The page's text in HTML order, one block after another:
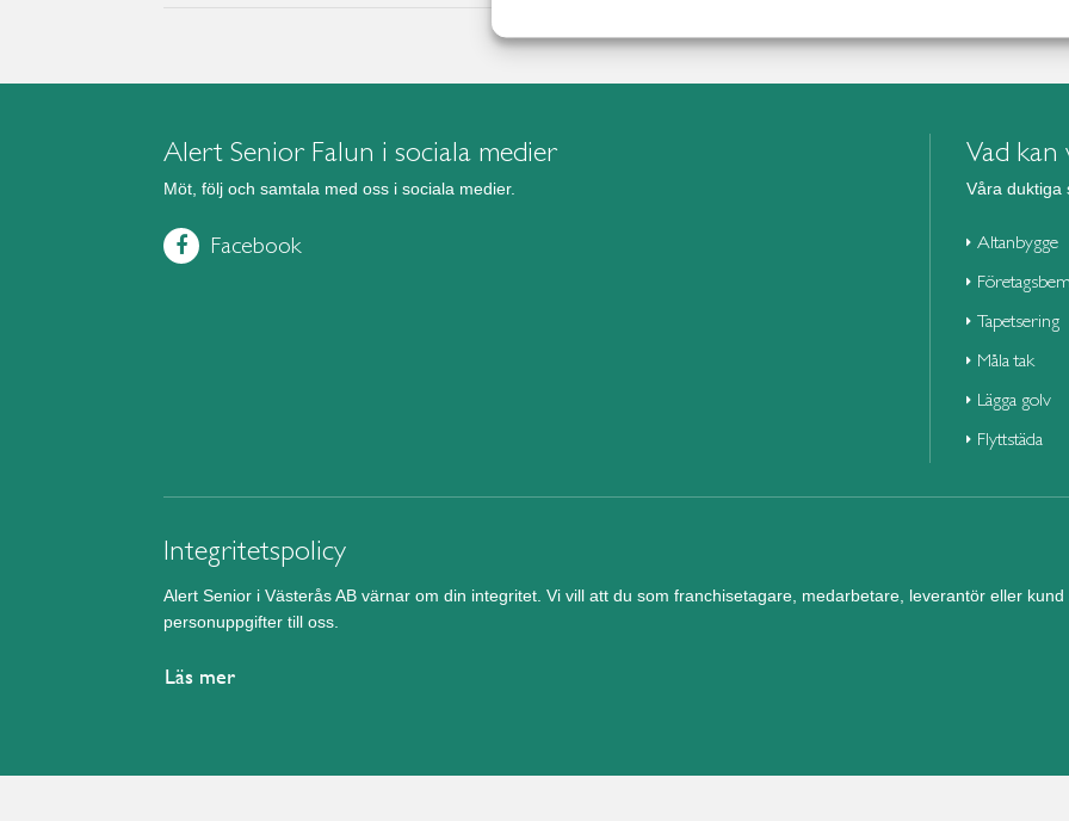
Alert Senior Falun i sociala medier
Möt, följ och samtala med oss i sociala medier.
Facebook
Vad kan
Våra duktiga
Altanbygge
Tapetsering
Måla tak
Lägga golv
Flyttstäda
Integritetspolicy
Alert Senior i Västerås AB värnar om din integritet. Vi vill att du som franchisetagare, medarbetare, leverantör eller
personuppgifter till oss.
Läs mer